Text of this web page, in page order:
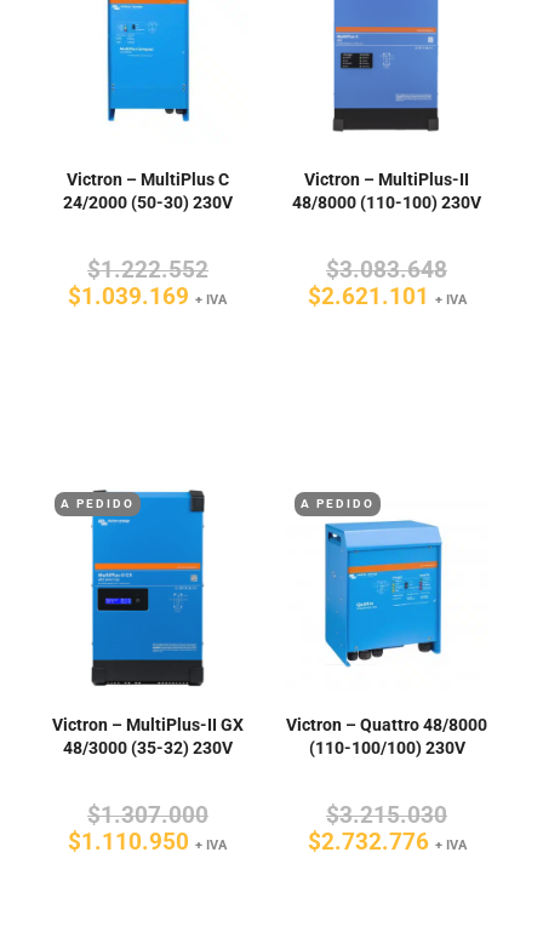
Victron – MultiPlus C
24/2000 (50-30) 230V
$1.222.552El
precio
$1.039.169 El
+ IVA
Victron – MultiPlus-II
48/8000 (110-100) 230V
$3.083.648El
precio
$2.621.101 El
+ IVA
A PEDIDO
Victron – MultiPlus-II GX
48/3000 (35-32) 230V
$1.307.000El
precio
$1.110.950 El
+ IVA
A PEDIDO
Victron – Quattro 48/8000
(110-100/100) 230V
$3.215.030El
precio
$2.732.776El+ IVA